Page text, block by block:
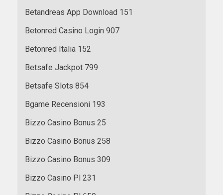
Betandreas App Download 151
Betonred Casino Login 907
Betonred Italia 152
Betsafe Jackpot 799
Betsafe Slots 854
Bgame Recensioni 193
Bizzo Casino Bonus 25
Bizzo Casino Bonus 258
Bizzo Casino Bonus 309
Bizzo Casino Pl 231